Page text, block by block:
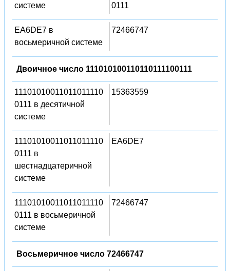
системе
0111
EA6DE7 в
восьмеричной системе
72466747
Двоичное число 111010100110110111100111
11101010011011011110
0111 в десятичной
системе
15363559
11101010011011011110
0111 в
шестнадцатеричной
системе
EA6DE7
11101010011011011110
0111 в восьмеричной
системе
72466747
Восьмеричное число 72466747